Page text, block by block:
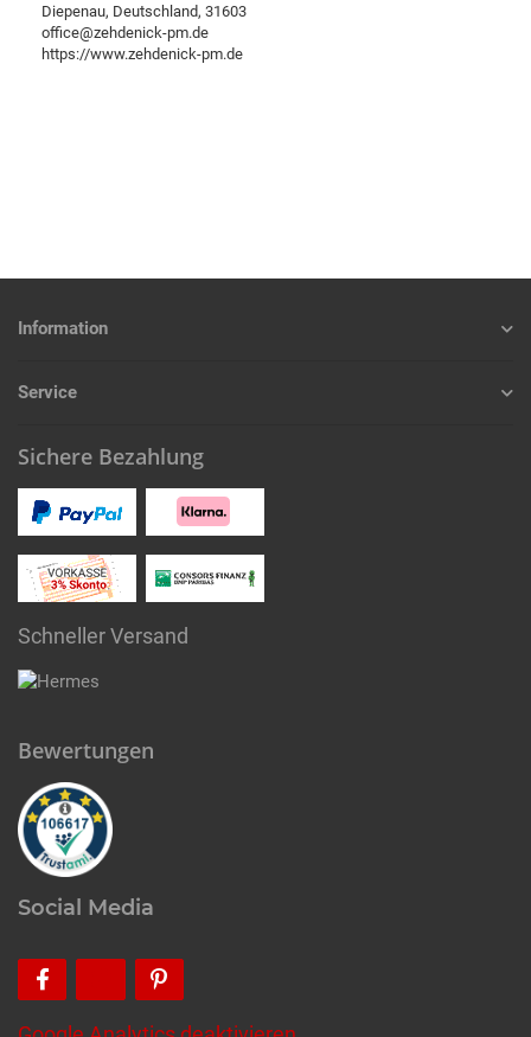
Diepenau, Deutschland, 31603
office@zehdenick-pm.de
https://www.zehdenick-pm.de
Information
Service
Sichere Bezahlung
Schneller Versand
Bewertungen
Social Media